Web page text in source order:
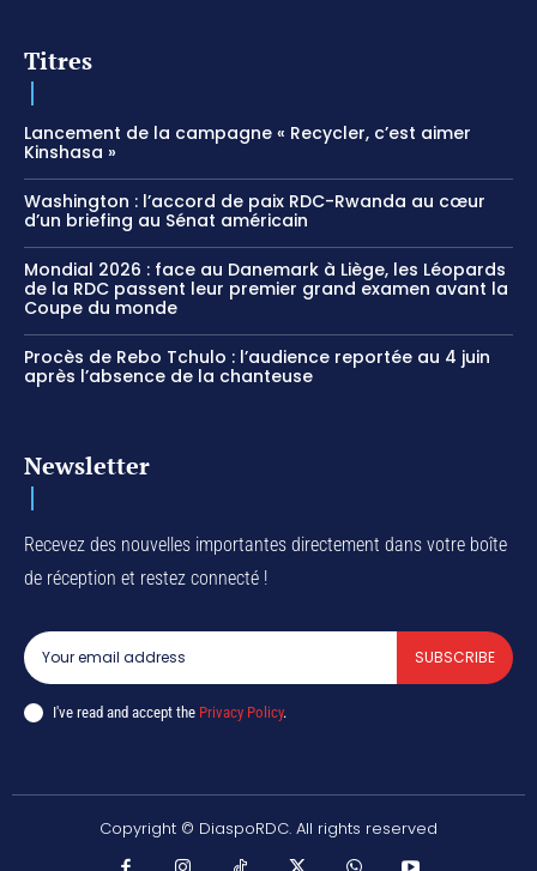
Titres
Lancement de la campagne « Recycler, c’est aimer
Kinshasa »
Washington : l’accord de paix RDC-Rwanda au cœur
d’un briefing au Sénat américain
Mondial 2026 : face au Danemark à Liège, les Léopards
de la RDC passent leur premier grand examen avant la
Coupe du monde
Procès de Rebo Tchulo : l’audience reportée au 4 juin
après l’absence de la chanteuse
Newsletter
Recevez des nouvelles importantes directement dans votre boîte
de réception et restez connecté !
SUBSCRIBE
I've read and accept the Privacy Policy.
Copyright © DiaspoRDC. All rights reserved